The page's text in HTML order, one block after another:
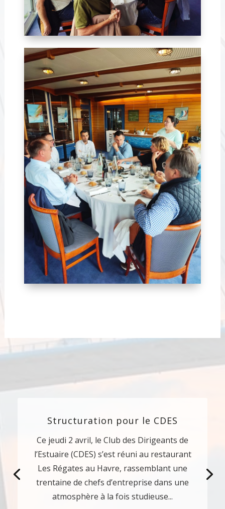
Structuration pour le CDES
Ce jeudi 2 avril, le Club des Dirigeants de
l’Estuaire (CDES) s’est réuni au restaurant
Les Régates au Havre, rassemblant une
trentaine de chefs d’entreprise dans une
atmosphère à la fois studieuse...